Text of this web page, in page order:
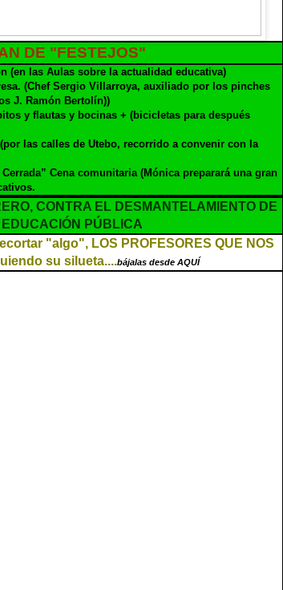
DE "FESTEJOS"
(en las Aulas sobre la actualidad educativa)
(Chef Sergio Villarroya, auxiliado por los pinches
J. Ramón Bertolín))
y flautas y bocinas + (bicicletas para después
las calles de Utebo, recorrido a convenir con la
Cena comunitaria (Mónica preparará una gran
CONTRA EL DESMANTELAMIENTO DE
EDUCACIÓN PÚBLICA
"algo", LOS PROFESORES QUE NOS
su silueta....bájalas desde AQUÍ